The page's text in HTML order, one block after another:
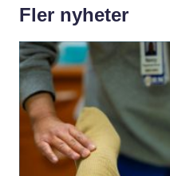
Fler nyheter